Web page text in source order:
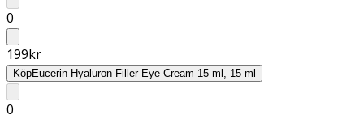
0
199kr
KöpEucerin Hyaluron Filler Eye Cream 15 ml, 15 ml
0